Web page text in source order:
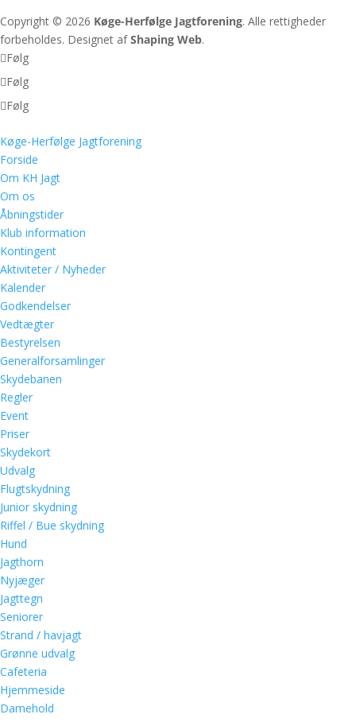
Copyright © 2026 Køge-Herfølge Jagtforening. Alle rettigheder
forbeholdes. Designet afShaping Web.
Følg
Følg
Følg
Køge-Herfølge Jagtforening
Forside
Om KH Jagt
Om os
Åbningstider
Klub information
Kontingent
Aktiviteter / Nyheder
Kalender
Godkendelser
Vedtægter
Bestyrelsen
Generalforsamlinger
Skydebanen
Regler
Event
Priser
Skydekort
Udvalg
Flugtskydning
Junior skydning
Riffel / Bue skydning
Hund
Jagthorn
Nyjæger
Jagttegn
Seniorer
Strand / havjagt
Grønne udvalg
Cafeteria
Hjemmeside
Damehold